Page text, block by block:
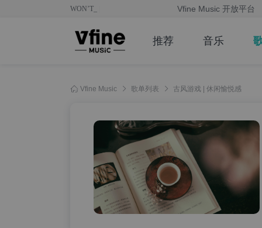
WON’T STOP PL_ Vfine Music 开放平台
推荐 音乐
Vfine Music 歌单列表 古风游戏 | 休闲愉悦感